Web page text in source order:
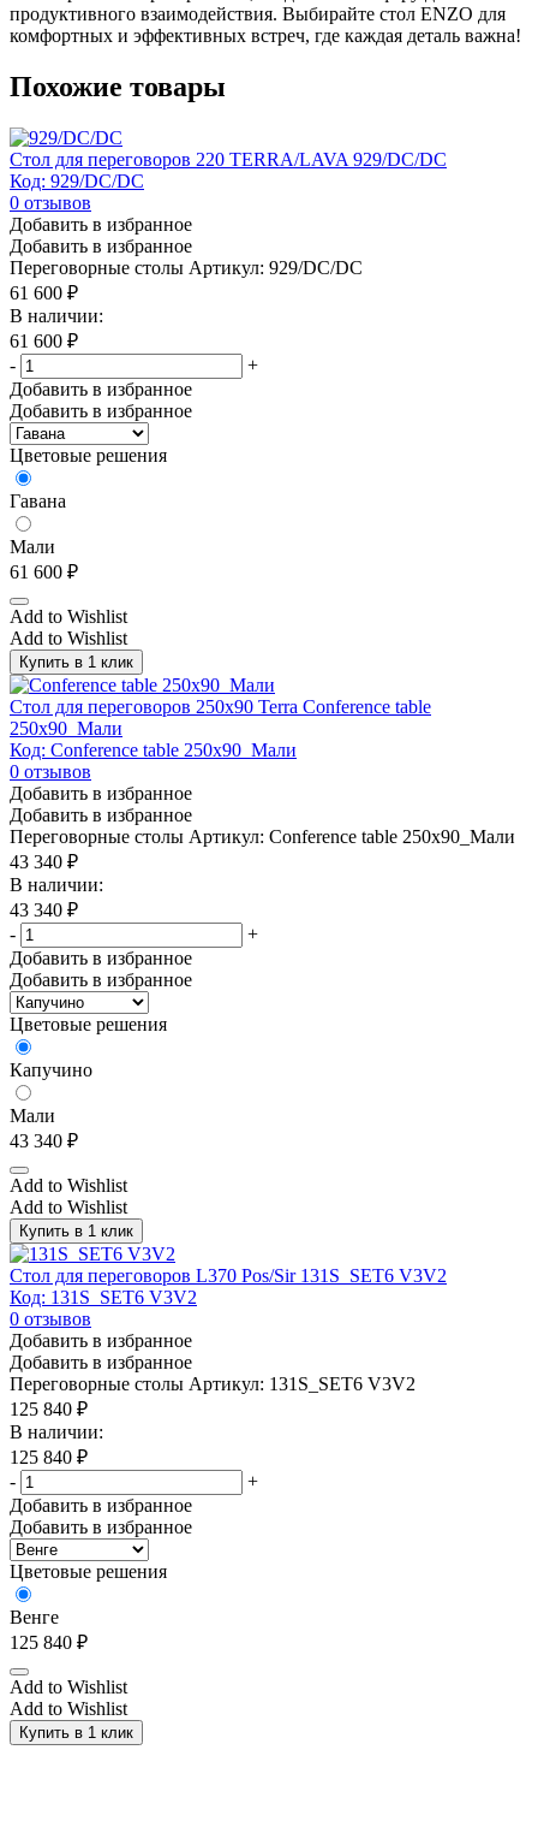
продуктивного взаимодействия. Выбирайте стол ENZO для
комфортных и эффективных встреч, где каждая деталь важна!
Похожие товары
Стол для переговоров 220 TERRA/LAVA 929/DC/DC
Код: 929/DC/DC
0 отзывов
Добавить в избранное
Добавить в избранное
Переговорные столы Артикул: 929/DC/DC
61 600 ₽
В наличии:
61 600 ₽
-
+
Добавить в избранное
Добавить в избранное
Цветовые решения
Гавана
Мали
61 600 ₽
Add to Wishlist
Add to Wishlist
Купить в 1 клик
Стол для переговоров 250х90 Terra Conference table
250x90_Мали
Код: Conference table 250x90_Мали
0 отзывов
Добавить в избранное
Добавить в избранное
Переговорные столы Артикул: Conference table 250x90_Мали
43 340 ₽
В наличии:
43 340 ₽
-
+
Добавить в избранное
Добавить в избранное
Цветовые решения
Капучино
Мали
43 340 ₽
Add to Wishlist
Add to Wishlist
Купить в 1 клик
Стол для переговоров L370 Pos/Sir 131S_SET6 V3V2
Код: 131S_SET6 V3V2
0 отзывов
Добавить в избранное
Добавить в избранное
Переговорные столы Артикул: 131S_SET6 V3V2
125 840 ₽
В наличии:
125 840 ₽
-
+
Добавить в избранное
Добавить в избранное
Цветовые решения
Венге
125 840 ₽
Add to Wishlist
Add to Wishlist
Купить в 1 клик